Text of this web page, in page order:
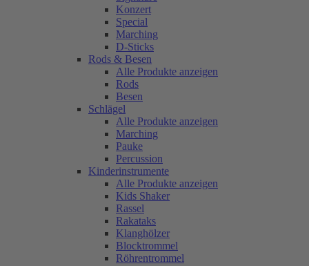
Konzert
Special
Marching
D-Sticks
Rods & Besen
Alle Produkte anzeigen
Rods
Besen
Schlägel
Alle Produkte anzeigen
Marching
Pauke
Percussion
Kinderinstrumente
Alle Produkte anzeigen
Kids Shaker
Rassel
Rakataks
Klanghölzer
Blocktrommel
Röhrentrommel